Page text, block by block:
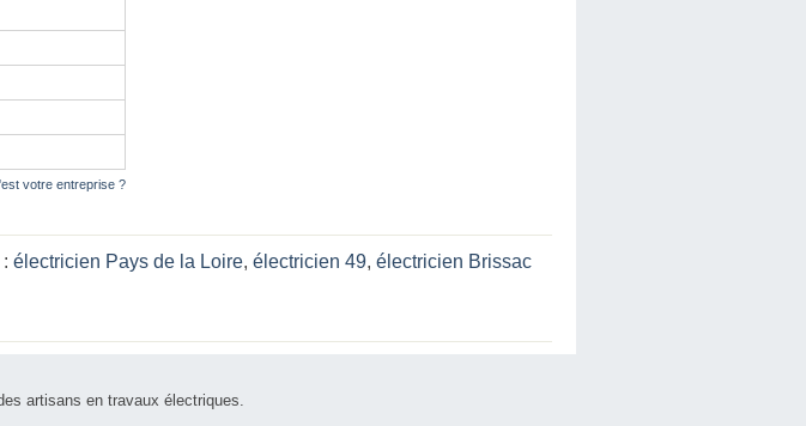
votre entreprise ?
électricien Pays de la Loire, électricien 49, électricien Brissac
artisans en travaux électriques.